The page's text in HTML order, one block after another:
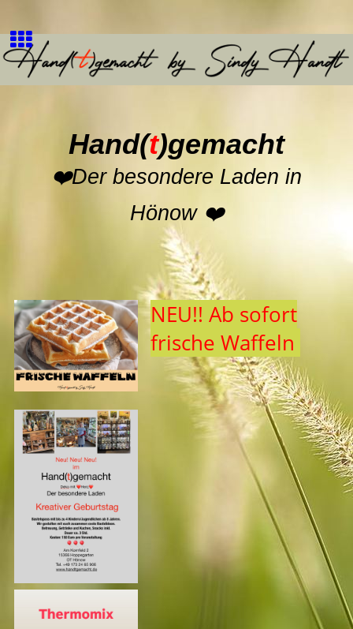
Hand(t)gemacht
❤️Der besondere Laden in
Hönow❤️
NEU!! Ab sofort
frische Waffeln